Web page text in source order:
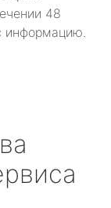
48
информацию.